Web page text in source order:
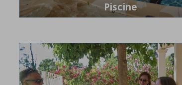
Piscine